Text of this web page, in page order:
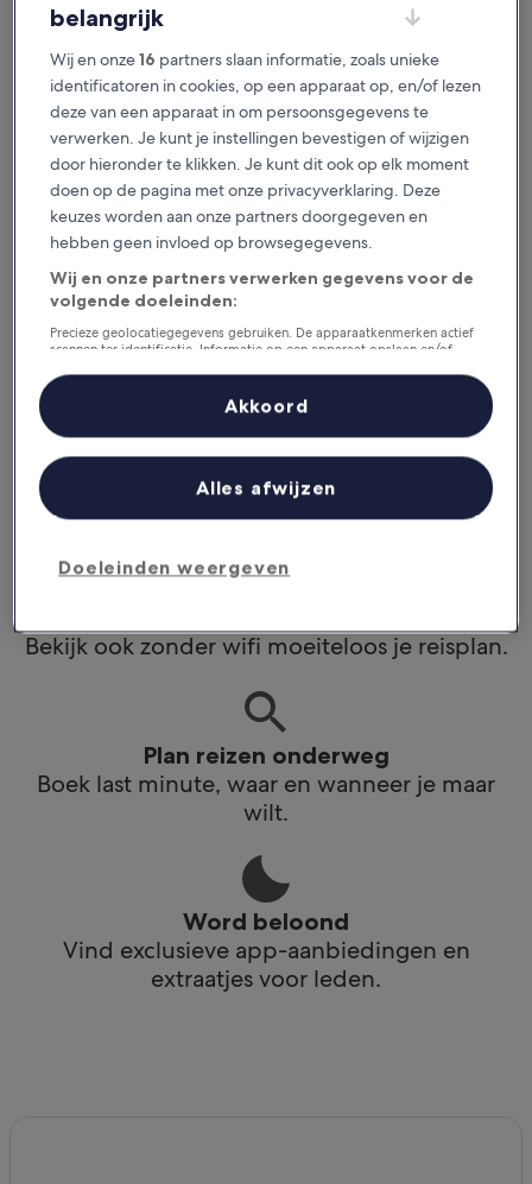
Beschikbaar voor iOS en Android
Redenen om onze app te
downloaden
Bespaar nog meer
Krijg kortingen op geselecteerde hotels in de
Bekijk ook zonder wifi moeiteloos je reisplan.
Plan reizen onderweg
Boek last minute, waar en wanneer je maar
wilt.
Word beloond
Vind exclusieve app-aanbiedingen en
extraatjes voor leden.
belangrijk
Wij en onze16 partners slaan informatie, zoals unieke
identificatoren in cookies, op een apparaat op, en/of lezen
deze van een apparaat in om persoonsgegevens te
verwerken. Je kunt je instellingen bevestigen of wijzigen
door hieronder te klikken. Je kunt dit ook op elk moment
doen op de pagina met onze privacyverklaring. Deze
keuzes worden aan onze partners doorgegeven en
hebben geen invloed op browsegegevens.
Wij en onze partners verwerken gegevens voor de
volgende doeleinden:
Precieze geolocatiegegevens gebruiken. De apparaatkenmerken actief
scannen ter identificatie. Informatie op een apparaat opslaan en/of
contentmetingen, doelgroepenonderzoek en ontwikkeling van
Doeleinden weergeven
Alles afwijzen
Akkoord